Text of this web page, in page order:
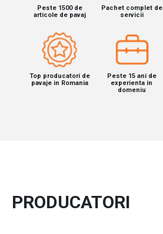
Peste 1500 de
articole de pavaj
Pachet complet de
servicii
Top producatori de
pavaje in Romania
Peste 15 ani de
experienta in
domeniu
PRODUCATORI